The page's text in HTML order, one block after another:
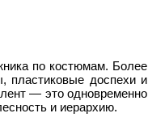
по костюмам. Более
пластиковые доспехи и
— это одновременно
и иерархию.